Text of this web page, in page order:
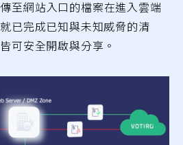
至網站入口的檔案在進入雲端
已完成已知與未知威脅的清
可安全開啟與分享。